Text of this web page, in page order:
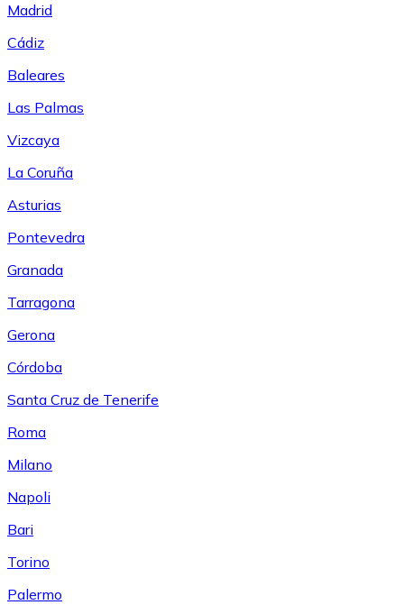
Madrid
Cádiz
Baleares
Las Palmas
Vizcaya
La Coruña
Asturias
Pontevedra
Granada
Tarragona
Gerona
Córdoba
Santa Cruz de Tenerife
Roma
Milano
Napoli
Bari
Torino
Palermo